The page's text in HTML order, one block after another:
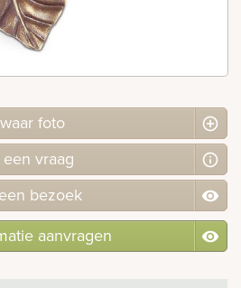
foto
een vraag
een bezoek
aanvragen